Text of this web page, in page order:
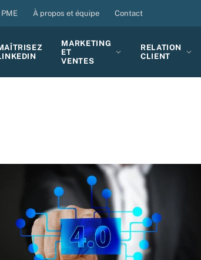
À propos et équipe Contact
MARKETING
ET
VENTES
RELATION
CLIENT